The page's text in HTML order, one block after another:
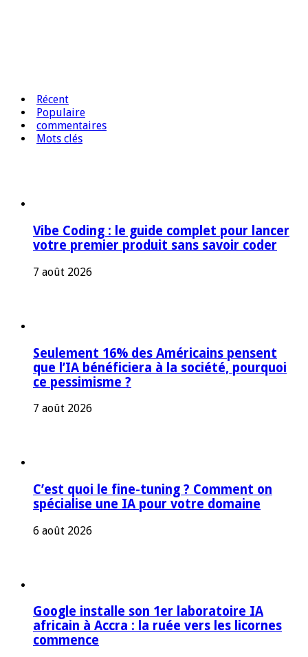
Récent
Populaire
commentaires
Mots clés
Vibe Coding : le guide complet pour lancer
votre premier produit sans savoir coder
7 août 2026
Seulement 16% des Américains pensent
que l’IA bénéficiera à la société, pourquoi
ce pessimisme ?
7 août 2026
C’est quoi le fine-tuning ? Comment on
spécialise une IA pour votre domaine
6 août 2026
Google installe son 1er laboratoire IA
africain à Accra : la ruée vers les licornes
commence